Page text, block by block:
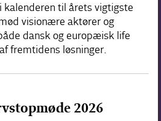
til årets vigtigste
visionære aktører og
dansk og europæisk life
fremtidens løsninger.
2026